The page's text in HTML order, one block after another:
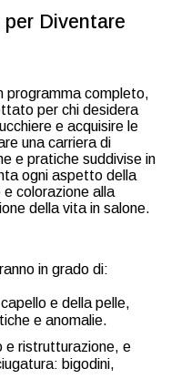
Diventare
programma completo,
per chi desidera
e acquisire le
una carriera di
e pratiche suddivise in
ogni aspetto della
colorazione alla
della vita in salone.
in grado di:
e della pelle,
e anomalie.
e ristrutturazione, e
bigodini,